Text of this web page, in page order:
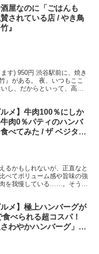
屋なのに「ごはんも
されている店 / やき鳥
』
す) 950円 渋谷駅前に、焼き
』がある。 夜、いつもここ
し、だからといって、高い
ルメ】牛肉100％にしか
肉0％パティのハンバ
べてみた / ザ ベジタリ
るかもしれないが、正直なと
べてボリューム感や旨味の強
を我慢している……。そう思
ルメ】極上ハンバーグが
べられる超コスパ！
さわやかハンバーグ」と